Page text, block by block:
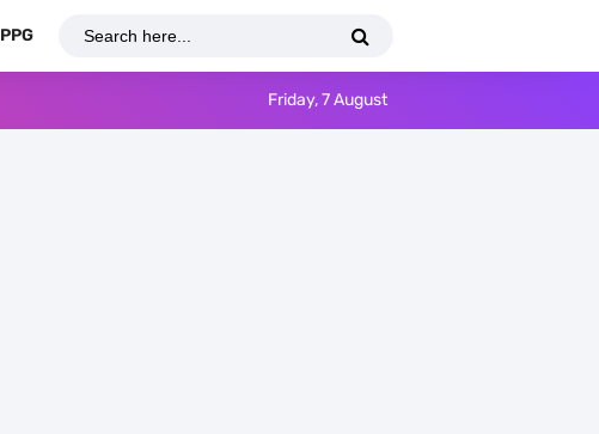
PPG
Friday, 7 August